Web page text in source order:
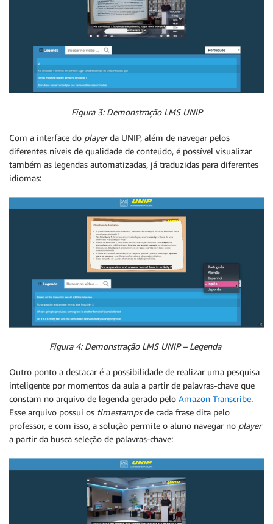
Figura 3: Demonstração LMS UNIP
Com a interface do playerda UNIP, além de navegar pelos
diferentes níveis de qualidade de conteúdo, é possível visualizar
também as legendas automatizadas, já traduzidas para diferentes
idiomas:
Figura 4: Demonstração LMS UNIP – Legenda
Outro ponto a destacar é a possibilidade de realizar uma pesquisa
inteligente por momentos da aula a partir de palavras-chave que
constam no arquivo de legenda gerado pelo Amazon Transcribe.
Esse arquivo possui os timestampsde cada frase dita pelo
professor, e com isso, a solução permite o aluno navegar no player
a partir da busca seleção de palavras-chave: